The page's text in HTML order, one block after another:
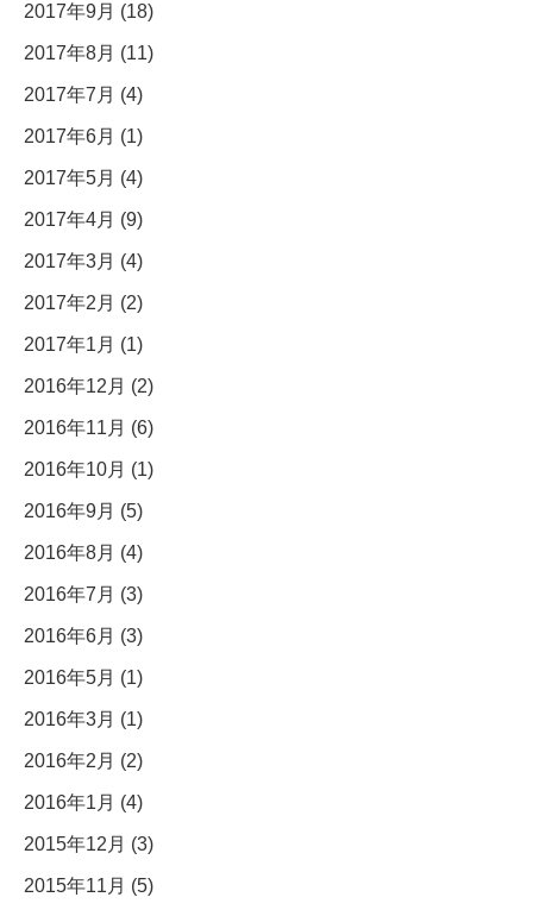
2017年9月 (18)
2017年8月 (11)
2017年7月 (4)
2017年6月 (1)
2017年5月 (4)
2017年4月 (9)
2017年3月 (4)
2017年2月 (2)
2017年1月 (1)
2016年12月 (2)
2016年11月 (6)
2016年10月 (1)
2016年9月 (5)
2016年8月 (4)
2016年7月 (3)
2016年6月 (3)
2016年5月 (1)
2016年3月 (1)
2016年2月 (2)
2016年1月 (4)
2015年12月 (3)
2015年11月 (5)